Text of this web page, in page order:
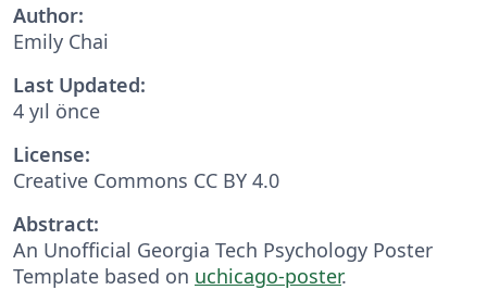
Author:
Emily Chai
Last Updated:
4 yıl önce
License:
Creative Commons CC BY 4.0
Abstract:
An Unofficial Georgia Tech Psychology Poster
Template based on uchicago-poster.